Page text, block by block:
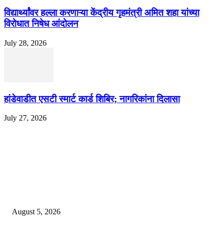
विद्यार्थ्यांवर हल्ला करणाऱ्या केंद्रीय गृहमंत्री अमित शहा यांच्या
विरोधात निषेध आंदोलन
July 28, 2026
हांडेवाडीत एसटी स्मार्ट कार्ड शिबिर; नागरिकांना दिलासा
July 27, 2026
August 5, 2026